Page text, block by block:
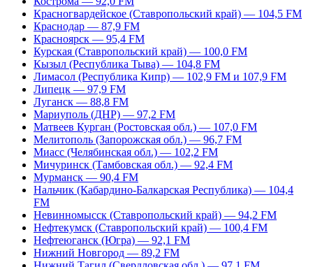
Красногвардейское (Ставропольский край) — 104,5 FM
Краснодар — 87,9 FM
Красноярск — 95,4 FM
Курская (Ставропольский край) — 100,0 FM
Кызыл (Республика Тыва) — 104,8 FM
Лимасол (Республика Кипр) — 102,9 FM и 107,9 FM
Липецк — 97,9 FM
Луганск — 88,8 FM
Мариуполь (ДНР) — 97,2 FM
Матвеев Курган (Ростовская обл.) — 107,0 FM
Мелитополь (Запорожская обл.) — 96,7 FM
Миасс (Челябинская обл.) — 102,2 FM
Мичуринск (Тамбовская обл.) — 92,4 FM
Мурманск — 90,4 FM
Нальчик (Кабардино-Балкарская Республика) — 104,4
FM
Невинномысск (Ставропольский край) — 94,2 FM
Нефтекумск (Ставропольский край) — 100,4 FM
Нефтеюганск (Югра) — 92,1 FM
Нижний Новгород — 89,2 FM